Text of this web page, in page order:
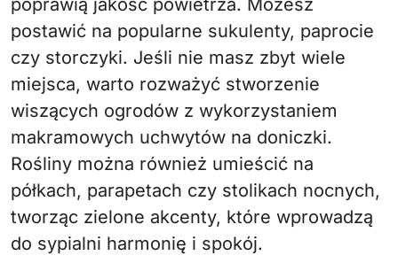
poprawią jakość powietrza. Możesz
postawić na popularne sukulenty, paprocie
czy storczyki. Jeśli nie masz zbyt wiele
miejsca, warto rozważyć stworzenie
wiszących ogrodów z wykorzystaniem
makramowych uchwytów na doniczki.
Rośliny można również umieścić na
półkach, parapetach czy stolikach nocnych,
tworząc zielone akcenty, które wprowadzą
do sypialni harmonię i spokój.